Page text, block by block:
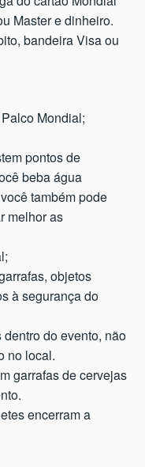
Master e dinheiro.
bandeira Visa ou
Mondial;
pontos de
beba água
também pode
melhor as
objetos
à segurança do
do evento, não
no local.
garrafas de cervejas
encerram a